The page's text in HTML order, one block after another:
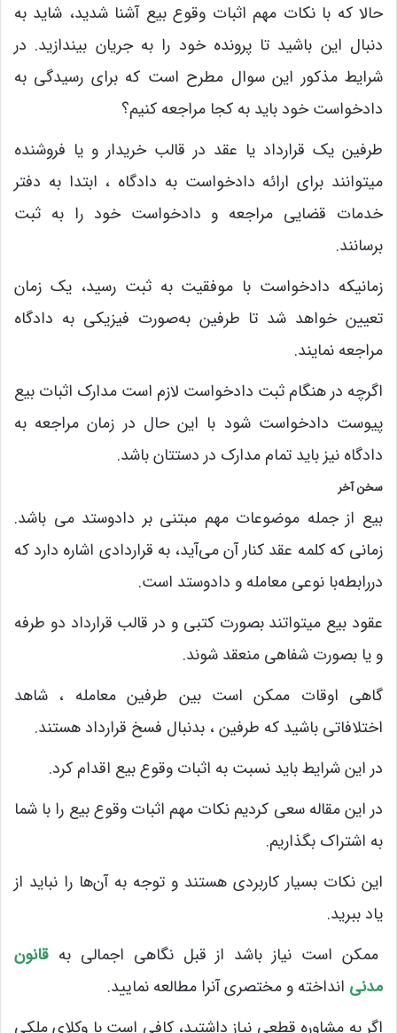
حالا که با نکات مهم اثبات وقوع بیع آشنا شدید، شاید به
دنبال این باشید تا پرونده خود را به جریان بیندازید. در
شرایط مذکور این سوال مطرح است که برای رسیدگی به
دادخواست خود باید به کجا مراجعه کنیم؟
طرفین یک قرارداد یا عقد در قالب خریدار و یا فروشنده
میتوانند برای ارائه دادخواست به دادگاه ، ابتدا به دفتر
خدمات قضایی مراجعه و دادخواست خود را به ثبت
برسانند.
زمانیکه دادخواست با موفقیت به ثبت رسید، یک زمان
تعیین خواهد شد تا طرفین به‌صورت فیزیکی به دادگاه
مراجعه نمایند.
اگرچه در هنگام ثبت دادخواست لازم است مدارک اثبات بیع
پیوست دادخواست شود با این حال در زمان مراجعه به
دادگاه نیز باید تمام مدارک در دستتان باشد.
سخن آخر
بیع از جمله موضوعات مهم مبتنی بر دادوستد می باشد.
زمانی که کلمه عقد کنار آن می‌آید، به قراردادی اشاره دارد که
دررابطه‌با نوعی معامله و دادوستد است.
عقود بیع میتواتند بصورت کتبی و در قالب قرارداد دو طرفه
و یا بصورت شفاهی منعقد شوند.
گاهی اوقات ممکن است بین طرفین معامله ، شاهد
اختلافاتی باشید که طرفین ، بدنبال فسخ قرارداد هستند.
در این شرایط باید نسبت به اثبات وقوع بیع اقدام کرد.
در این مقاله سعی کردیم نکات مهم اثبات وقوع بیع را با شما
به اشتراک بگذاریم.
این نکات بسیار کاربردی هستند و توجه به آن‌ها را نباید از
یاد ببرید.
ممکن است نیاز باشد از قبل نگاهی اجمالی به قانون
مدنی انداخته و مختصری آنرا مطالعه نمایید.
اگر به مشاوره قطعی نیاز داشتید، کافی است با وکلای ملکی